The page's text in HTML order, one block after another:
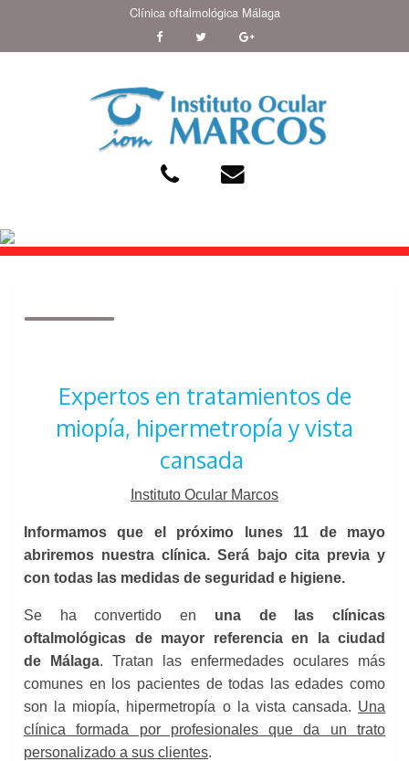
Clínica oftalmológica Málaga
Expertos en tratamientos de
miopía, hipermetropía y vista
cansada
Instituto Ocular Marcos
Informamos que el próximo lunes 11 de mayo
abriremos nuestra clínica. Será bajo cita previa y
con todas las medidas de seguridad e higiene.
Se ha convertido en una de las clínicas
oftalmológicas de mayor referencia en la ciudad
de Málaga. Tratan las enfermedades oculares más
comunes en los pacientes de todas las edades como
son la miopía, hipermetropía o la vista cansada. Una
clínica formada por profesionales que da un trato
personalizado a sus clientes.